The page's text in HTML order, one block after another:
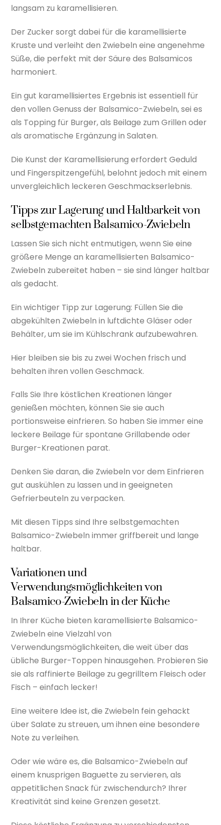
langsam zu karamellisieren.
Der Zucker sorgt dabei für die karamellisierte
Kruste und verleiht den Zwiebeln eine angenehme
Süße, die perfekt mit der Säure des Balsamicos
harmoniert.
Ein gut karamellisiertes Ergebnis ist essentiell für
den vollen Genuss der Balsamico-Zwiebeln, sei es
als Topping für Burger, als Beilage zum Grillen oder
als aromatische Ergänzung in Salaten.
Die Kunst der Karamellisierung erfordert Geduld
und Fingerspitzengefühl, belohnt jedoch mit einem
unvergleichlich leckeren Geschmackserlebnis.
Tipps zur Lagerung und Haltbarkeit von
selbstgemachten Balsamico-Zwiebeln
Lassen Sie sich nicht entmutigen, wenn Sie eine
größere Menge an karamellisierten Balsamico-
Zwiebeln zubereitet haben – sie sind länger haltbar
als gedacht.
Ein wichtiger Tipp zur Lagerung: Füllen Sie die
abgekühlten Zwiebeln in luftdichte Gläser oder
Behälter, um sie im Kühlschrank aufzubewahren.
Hier bleiben sie bis zu zwei Wochen frisch und
behalten ihren vollen Geschmack.
Falls Sie Ihre köstlichen Kreationen länger
genießen möchten, können Sie sie auch
portionsweise einfrieren. So haben Sie immer eine
leckere Beilage für spontane Grillabende oder
Burger-Kreationen parat.
Denken Sie daran, die Zwiebeln vor dem Einfrieren
gut auskühlen zu lassen und in geeigneten
Gefrierbeuteln zu verpacken.
Mit diesen Tipps sind Ihre selbstgemachten
Balsamico-Zwiebeln immer griffbereit und lange
haltbar.
Variationen und
Verwendungsmöglichkeiten von
Balsamico-Zwiebeln in der Küche
In Ihrer Küche bieten karamellisierte Balsamico-
Zwiebeln eine Vielzahl von
Verwendungsmöglichkeiten, die weit über das
übliche Burger-Toppen hinausgehen. Probieren Sie
sie als raffinierte Beilage zu gegrilltem Fleisch oder
Fisch – einfach lecker!
Eine weitere Idee ist, die Zwiebeln fein gehackt
über Salate zu streuen, um ihnen eine besondere
Note zu verleihen.
Oder wie wäre es, die Balsamico-Zwiebeln auf
einem knusprigen Baguette zu servieren, als
appetitlichen Snack für zwischendurch? Ihrer
Kreativität sind keine Grenzen gesetzt.